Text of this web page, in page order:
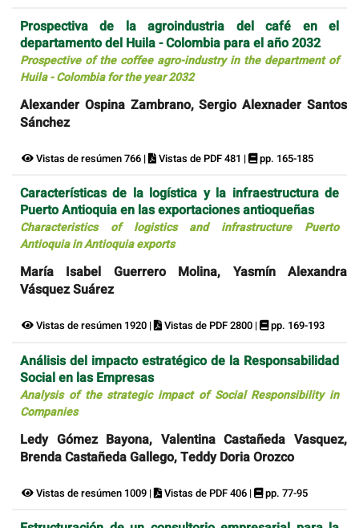
Prospectiva de la agroindustria del café en el
departamento del Huila - Colombia para el año 2032
Prospective of the coffee agro-industry in the department of
Huila - Colombia for the year 2032
Alexander Ospina Zambrano, Sergio Alexnader Santos
Sánchez
Vistas de resúmen 766 | Vistas de PDF 481 | pp. 165-185
Características de la logística y la infraestructura de
Puerto Antioquia en las exportaciones antioqueñas
Characteristics of logistics and infrastructure Puerto
Antioquia in Antioquia exports
María Isabel Guerrero Molina, Yasmín Alexandra
Vásquez Suárez
Vistas de resúmen 1920 | Vistas de PDF 2800 | pp. 169-193
Análisis del impacto estratégico de la Responsabilidad
Social en las Empresas
Analysis of the strategic impact of Social Responsibility in
Companies
Ledy Gómez Bayona, Valentina Castañeda Vasquez,
Brenda Castañeda Gallego, Teddy Doria Orozco
Vistas de resúmen 1009 | Vistas de PDF 406 | pp. 77-95